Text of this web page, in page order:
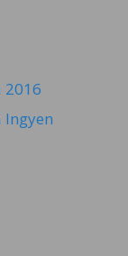
2016
Ingyen